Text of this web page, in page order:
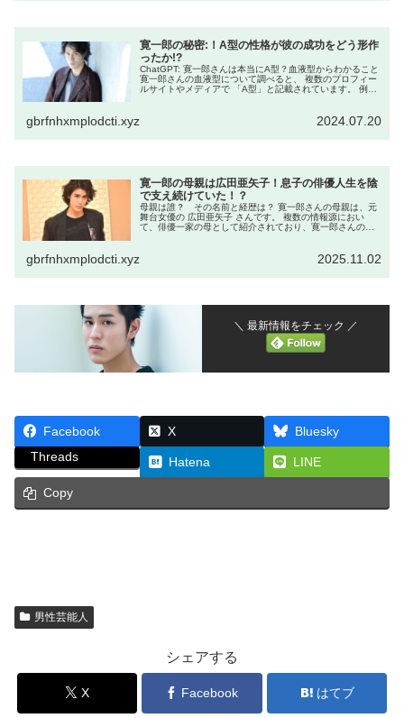
寛一郎の秘密:！A型の性格が彼の成功をどう形作
ったか!?
ChatGPT: 寛一郎さんは本当にA型？血液型からわかること
寛一郎さんの血液型について調べると、 複数のプロフィー
ルサイトやメディアで 「A型」と記載されています。 例え
gbrfnhxmplodcti.xyz 2024.07.20
寛一郎の母親は広田亜矢子！息子の俳優人生を陰
で支え続けていた！？
母親は誰？ その名前と経歴は？ 寛一郎さんの母親は、元
舞台女優の 広田亜矢子 さんです。 複数の情報源におい
て、俳優一家の母として紹介されており、寛一郎さんの父
gbrfnhxmplodcti.xyz 2025.11.02
＼ 最新情報をチェック ／
Facebook X
Bluesky
Threads
Hatena LINE
Copy
男性芸能人
シェアする
X Facebook はてブ